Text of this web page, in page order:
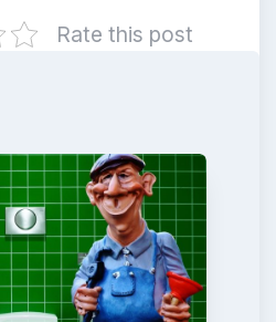
Rate this post